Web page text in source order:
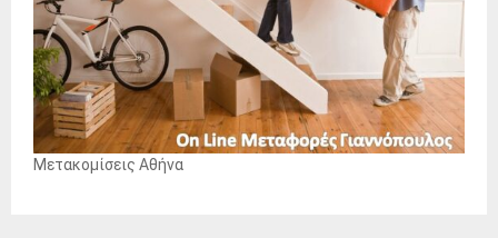
Μετακομίσεις Αθήνα